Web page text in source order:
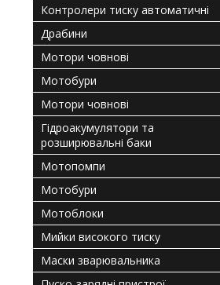
Контролери тиску автоматичні
Драбини
Мотори човнові
Мотобури
Мотори човнові
Гідроакумулятори та
розширювальні баки
Мотопомпи
Мотобури
Мотоблоки
Мийки високого тиску
Маски зварювальника